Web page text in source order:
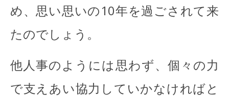
め、思い思いの10年を過ごされて来
たのでしょう。
他人事のようには思わず、個々の力
で支えあい協力していかなければと